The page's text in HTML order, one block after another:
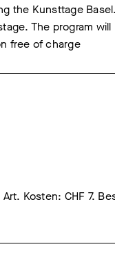
the Kunsttage
The program
free of charge
Kosten: CHF 7.